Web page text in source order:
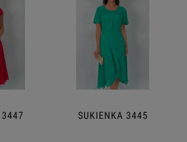
3447 SUKIENKA 3445